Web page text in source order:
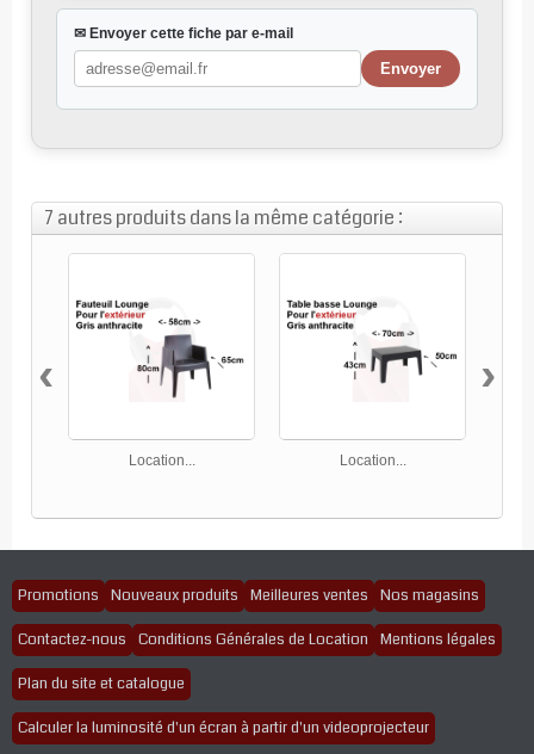
✉ Envoyer cette fiche par e-mail
7 autres produits dans la même catégorie :
Location... Location...
‹ ›
Promotions Nouveaux produits Meilleures ventes Nos magasins
Contactez-nous Conditions Générales de Location Mentions légales
Plan du site et catalogue
Calculer la luminosité d'un écran à partir d'un videoprojecteur